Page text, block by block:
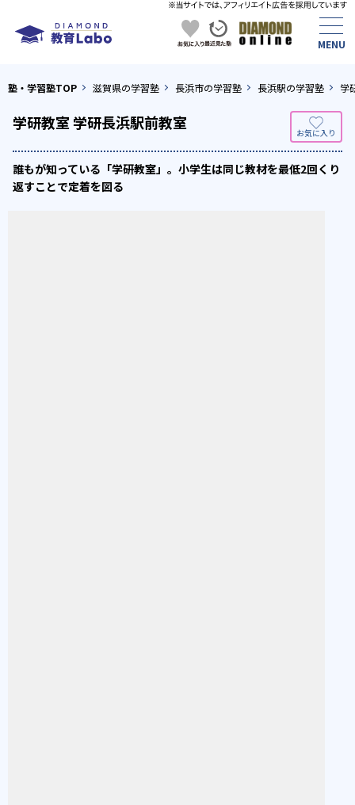
塾・学習塾TOP 滋賀県の学習塾 長浜市の学習塾 長浜駅の学習塾 学
学研教室 学研長浜駅前教室
誰もが知っている「学研教室」。小学生は同じ教材を最低2回くり
返すことで定着を図る